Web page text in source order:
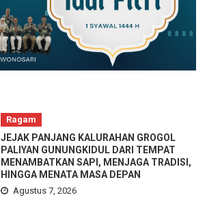
Ragam
JEJAK PANJANG KALURAHAN GROGOL
PALIYAN GUNUNGKIDUL DARI TEMPAT
MENAMBATKAN SAPI, MENJAGA TRADISI,
HINGGA MENATA MASA DEPAN
Agustus 7, 2026